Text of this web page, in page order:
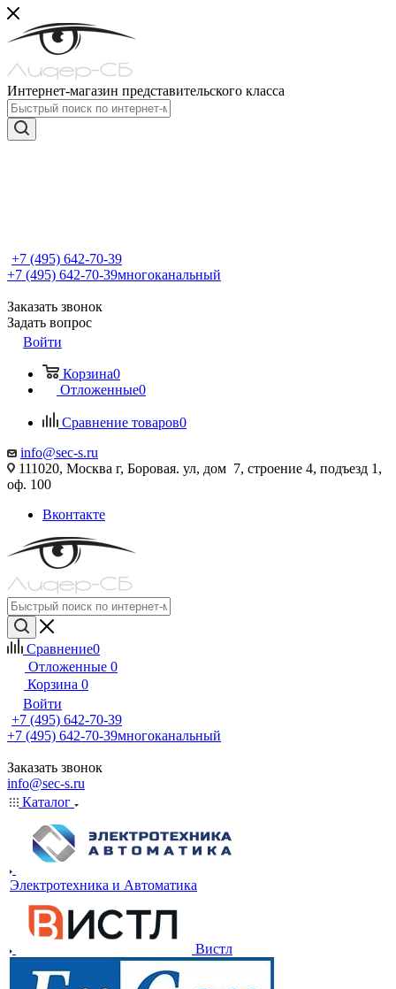
Интернет-магазин представительского класса
+7 (495) 642-70-39
+7 (495) 642-70-39многоканальный
Заказать звонок
Задать вопрос
Войти
Корзина0
Отложенные0
Сравнение товаров0
info@sec-s.ru
111020, Москва г, Боровая. ул, дом 7, строение 4, подъезд 1,
оф. 100
Вконтакте
Сравнение0
Отложенные 0
Корзина 0
Войти
+7 (495) 642-70-39
+7 (495) 642-70-39многоканальный
Заказать звонок
info@sec-s.ru
Каталог
Электротехника и Автоматика
Вистл